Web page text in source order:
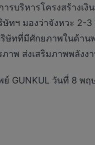
ารบริหารโครงสร้างเ
ทฯ มองว่าจังหวะ 2-
ษัทที่มีศักยภาพในด้า
าพ ส่งเสริมภาพพลัง
GUNKUL วันที่ 8 พ